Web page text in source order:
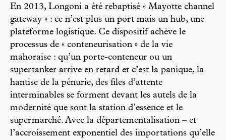
En 2013, Longoni a été rebaptisé « Mayotte channel
gateway » : ce n’est plus un port mais un hub, une
plateforme logistique. Ce dispositif achève le
processus de « conteneurisation » de la vie
mahoraise : qu’un porte-conteneur ou un
supertanker arrive en retard et c’est la panique, la
hantise de la pénurie, des files d’attente
interminables se forment devant les autels de la
modernité que sont la station d’essence et le
supermarché. Avec la départementalisation – et
l’accroissement exponentiel des importations qu’elle